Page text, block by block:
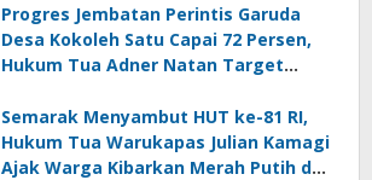
Progres Jembatan Perintis Garuda
Desa Kokoleh Satu Capai 72 Persen,
Hukum Tua Adner Natan Target
Semarak Menyambut HUT ke-81 RI,
Hukum Tua Warukapas Julian Kamagi
Ajak Warga Kibarkan Merah Putih dan